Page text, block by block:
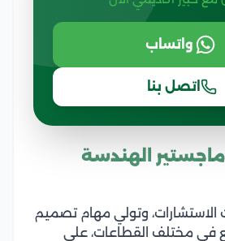
واتساب
اتصل بنا
الهندسة
الاستشارات، وتولي مهام تصميم
في مختلف القطاعات، على